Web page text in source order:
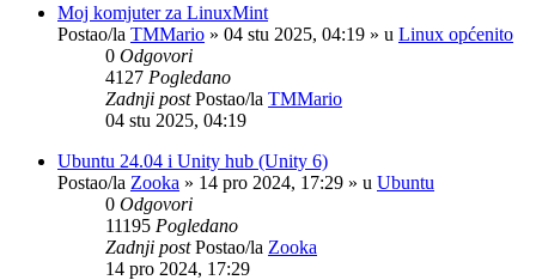
Moj komjuter za LinuxMint
Postao/la TMMario » 04 stu 2025, 04:19 » u Linux općenito
0 Odgovori
4127 Pogledano
Zadnji postPostao/la TMMario
04 stu 2025, 04:19
Ubuntu 24.04 i Unity hub (Unity 6)
Postao/la Zooka » 14 pro 2024, 17:29 » u Ubuntu
0 Odgovori
11195 Pogledano
Zadnji postPostao/la Zooka
14 pro 2024, 17:29